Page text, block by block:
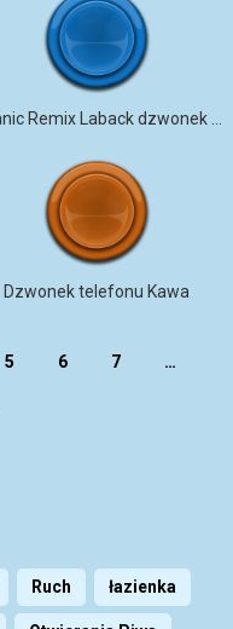
Dzwonek telefonu Kawa
5 6 7 …
Ruch łazienka